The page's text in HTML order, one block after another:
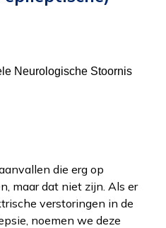
Neurologische Stoornis
die erg op
maar dat niet zijn. Als er
verstoringen in de
noemen we deze